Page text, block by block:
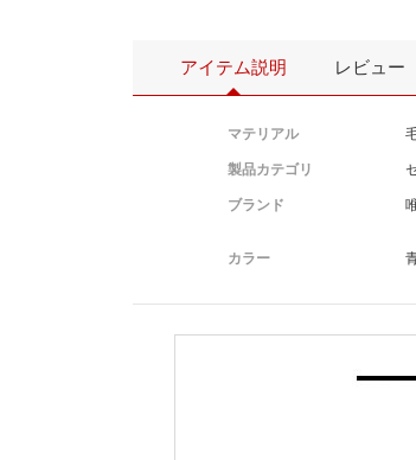
アイテム説明 レビュー
マテリアル
製品カテゴリ
ブランド
カラー